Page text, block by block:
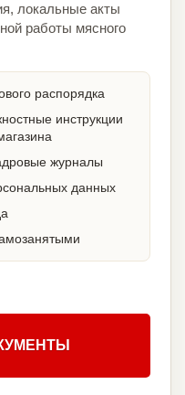
локальные акты
работы мясного
распорядка
инструкции
журналы
данных